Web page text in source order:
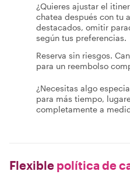
¿Quieres ajustar el
chatea después con tu
destacados, omitir
según tus preferencias.
Reserva sin riesgos.
para un reembolso
¿Necesitas algo
para más tiempo,
completamente a
Flexible política de